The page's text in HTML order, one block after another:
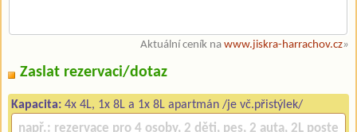
Aktuální ceník na www.jiskra-harrachov.cz»
Zaslat rezervaci/dotaz
Kapacita: 4x 4L, 1x 8L a 1x 8L apartmán /je vč.přistýlek/